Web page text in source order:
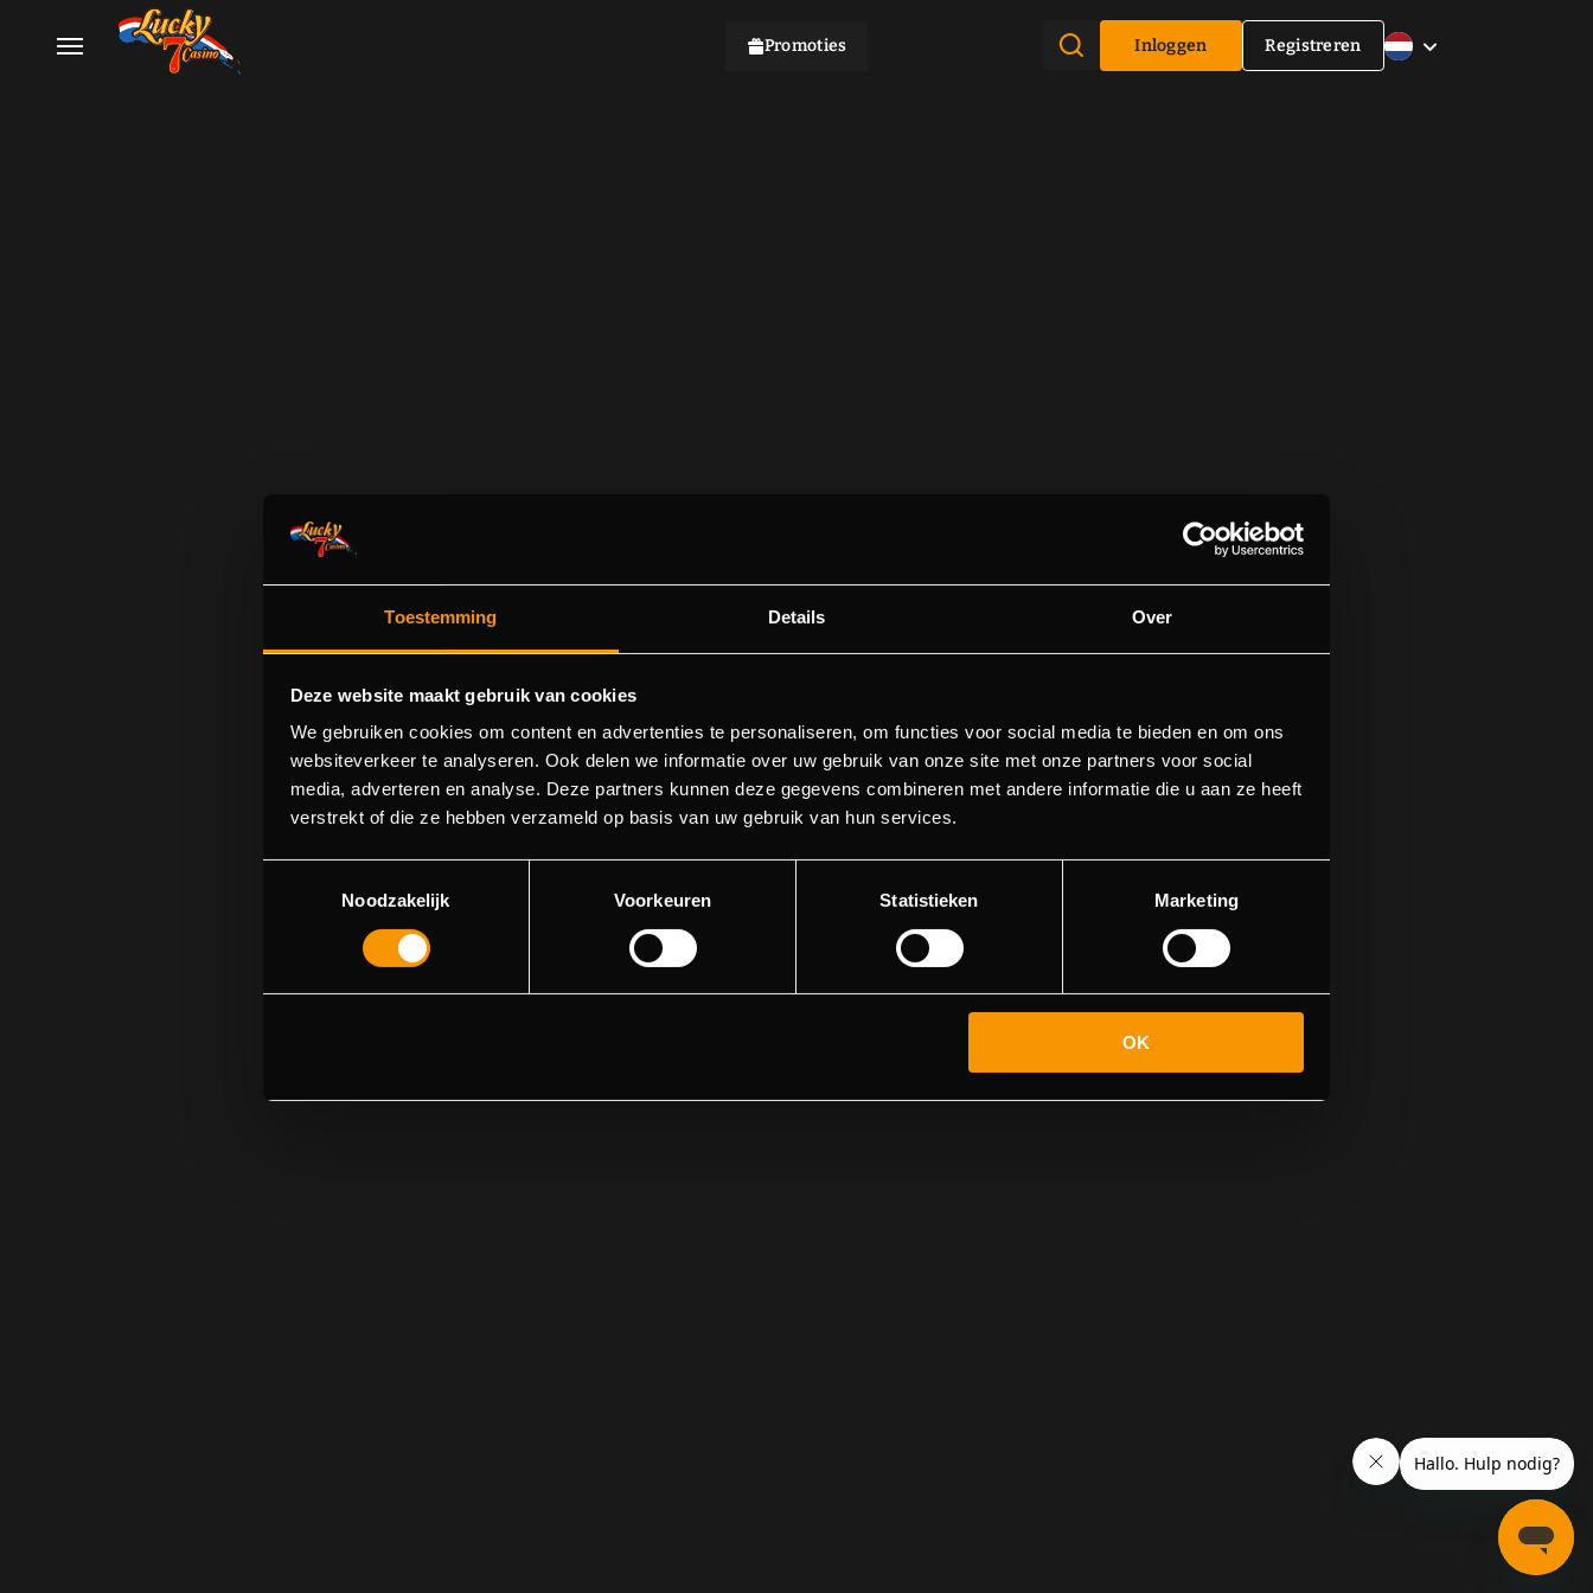
Toestemming Details Over
Deze website maakt gebruik van cookies
We gebruiken cookies om content en advertenties te personaliseren, om functies voor social media te bieden en om ons
websiteverkeer te analyseren. Ook delen we informatie over uw gebruik van onze site met onze partners voor social
media, adverteren en analyse. Deze partners kunnen deze gegevens combineren met andere informatie die u aan ze heeft
verstrekt of die ze hebben verzameld op basis van uw gebruik van hun services.
Noodzakelijk
Voorkeuren Statistieken Marketing
OK
Promoties Inloggen Registreren
404 pagina niet gevonden
Sorry! We konden de pagina waar je naartoe wilde niet vinden.
hoofdpagina.
Ga naar de hoofdpagina